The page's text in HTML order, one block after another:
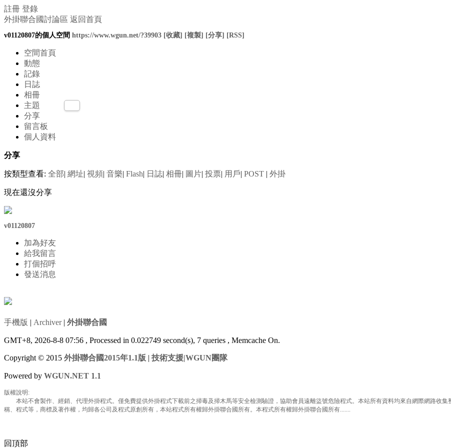
註冊 登錄
外掛聯合國討論區 返回首頁
v01120807的個人空間 https://www.wgun.net/?39903 [收藏] [複製] [分享] [RSS]
空間首頁
動態
記錄
日誌
相冊
主題
分享
留言板
個人資料
分享
按類型查看: 全部| 網址| 視頻| 音樂| Flash| 日誌| 相冊| 圖片| 投票| 用戶| POST | 外掛
現在還沒分享
v01120807
加為好友
給我留言
打個招呼
發送消息
手機版 | Archiver| 外掛聯合國
GMT+8, 2026-8-8 07:56 , Processed in 0.022749 second(s), 7 queries , Memcache On.
Copyright © 2015 外掛聯合國2015年1.1版 | 技術支援|WGUN團隊
Powered by WGUN.NET 1.1
版權說明:
本站不會製作、經銷、代理外掛程式。僅免費提供外掛程式下載前之掃毒及掃木馬等安全檢測驗證，協助會員遠離盜號危險程式。本站所有資料均來自網際網路收集
稱、程式等，商標及著作權，均歸各公司及程式原創所有，本站程式所有權歸外掛聯合國所有。本程式所有權歸外掛聯合國所有.......
回頂部